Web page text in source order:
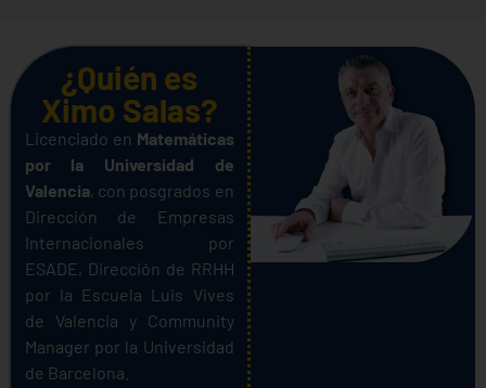
¿Quién es
Ximo Salas?
Licenciado en Matemáticas
por la Universidad de
Valencia, con posgrados en
Dirección de Empresas
Internacionales por
ESADE, Dirección de RRHH
por la Escuela Luis Vives
de Valencia y Community
Manager por la Universidad
de Barcelona.